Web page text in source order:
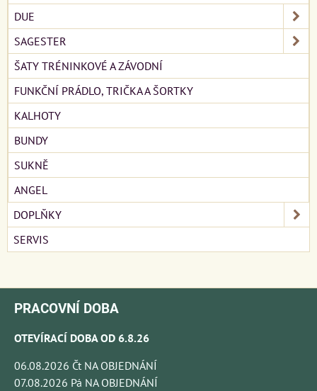
DUE
SAGESTER
ŠATY TRÉNINKOVÉ A ZÁVODNÍ
FUNKČNÍ PRÁDLO, TRIČKA A ŠORTKY
KALHOTY
BUNDY
SUKNĚ
ANGEL
DOPLŇKY
SERVIS
PRACOVNÍ DOBA
OTEVÍRACÍ DOBA OD 6.8.26
06.08.2026 Čt NA OBJEDNÁNÍ
07.08.2026 Pá NA OBJEDNÁNÍ